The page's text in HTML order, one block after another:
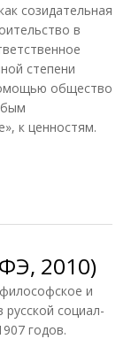
созидательная
в
степени
общество
к ценностям.
2010)
и
социал-
годов.